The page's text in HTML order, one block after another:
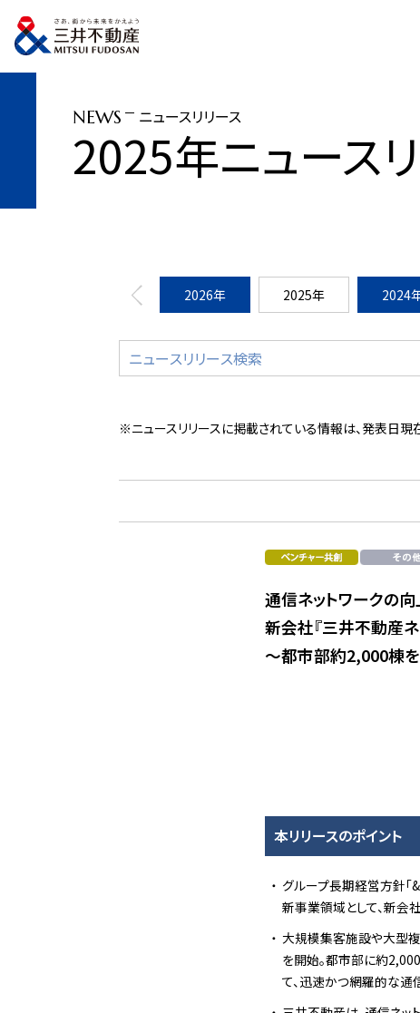
トップページ ニュースリリース
NEWS ニュースリリース
2025年ニュース
2026年 2025年 2024
※ニュースリリースに掲載されている情報は、発表日現
通信ネットワークの
新会社『三井不動産
～都市部約2,000棟を
本リリースのポイント
グループ長期経営方針「
新事業領域として、新会
大規模集客施設や大型複
を開始。都市部に約
て、迅速かつ網羅的な通